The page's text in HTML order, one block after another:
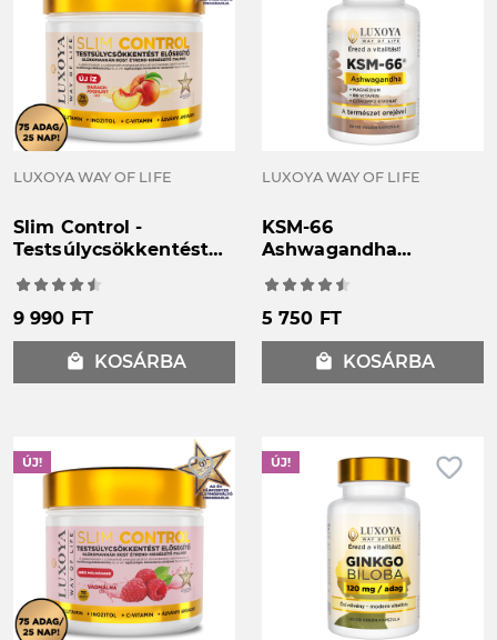
LUXOYA WAY OF LIFE
Slim Control -
Testsúlycsökkentést
glükomannán rost
italpor – Barack-
Joghurt ízű - 300g
9 990 FT
local_mall KOSÁRBA
LUXOYA WAY OF LIFE
KSM-66
Ashwagandha
és B6-vitaminnal
dúsított étrend-
kiegészítő kapszula -
5 750 FT
local_mall KOSÁRBA
favorite_border
ÚJ! favorite_border
ÚJ!